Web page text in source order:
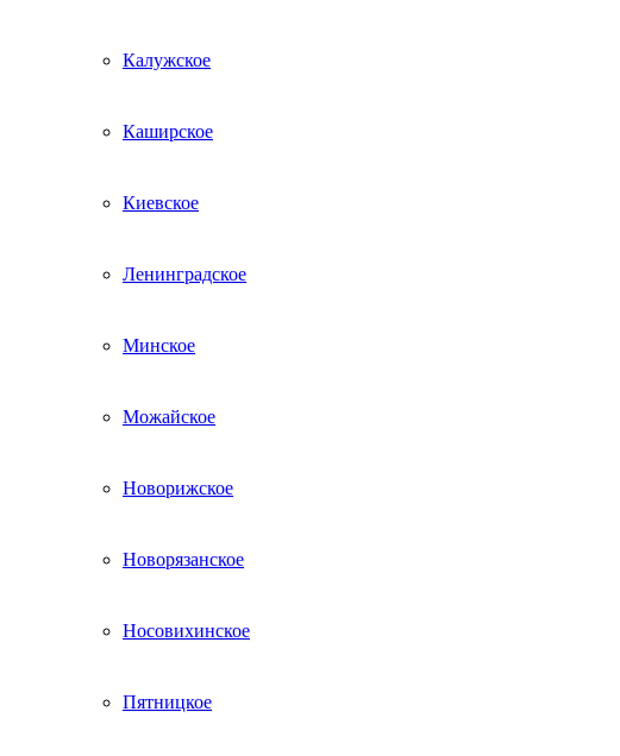
Калужское
Каширское
Киевское
Ленинградское
Минское
Можайское
Новорижское
Новорязанское
Носовихинское
Пятницкое